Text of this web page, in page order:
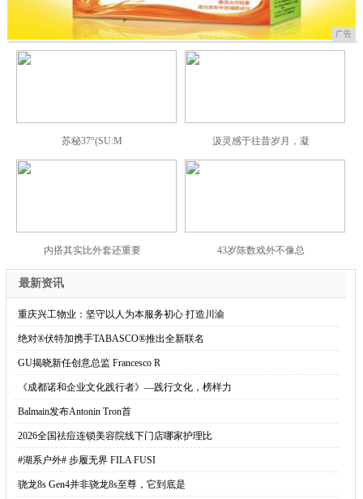
广告
苏秘37°(SU:M 汲灵感于往昔岁月，凝
内搭其实比外套还重要 43岁陈数戏外不像总
最新资讯
·重庆兴工物业：坚守以人为本服务初心 打造川渝
·绝对®伏特加携手TABASCO®推出全新联名
·GU揭晓新任创意总监 Francesco R
· 《成都诺和企业文化践行者》—践行文化，榜样力
·Balmain发布Antonin Tron首
·2026全国祛痘连锁美容院线下门店哪家护理比
·#湖系户外# 步履无界 FILA FUSI
·骁龙8s Gen4并非骁龙8s至尊，它到底是